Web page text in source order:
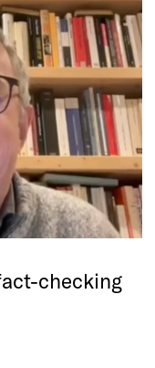
checking